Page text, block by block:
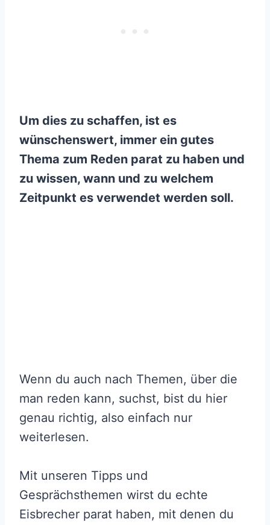
Um dies zu schaffen, ist es
wünschenswert, immer ein gutes
Thema zum Reden parat zu haben und
zu wissen, wann und zu welchem
Zeitpunkt es verwendet werden soll.
Wenn du auch nach Themen, über die
man reden kann, suchst, bist du hier
genau richtig, also einfach nur
weiterlesen.
Mit unseren Tipps und
Gesprächsthemen wirst du echte
Eisbrecher parat haben, mit denen du